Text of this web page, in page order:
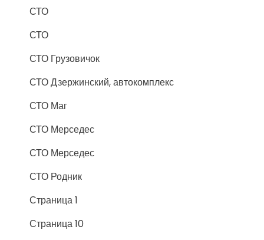
СТО
СТО
СТО Грузовичок
СТО Дзержинский, автокомплекс
СТО Маг
СТО Мерседес
СТО Мерседес
СТО Родник
Страница 1
Страница 10